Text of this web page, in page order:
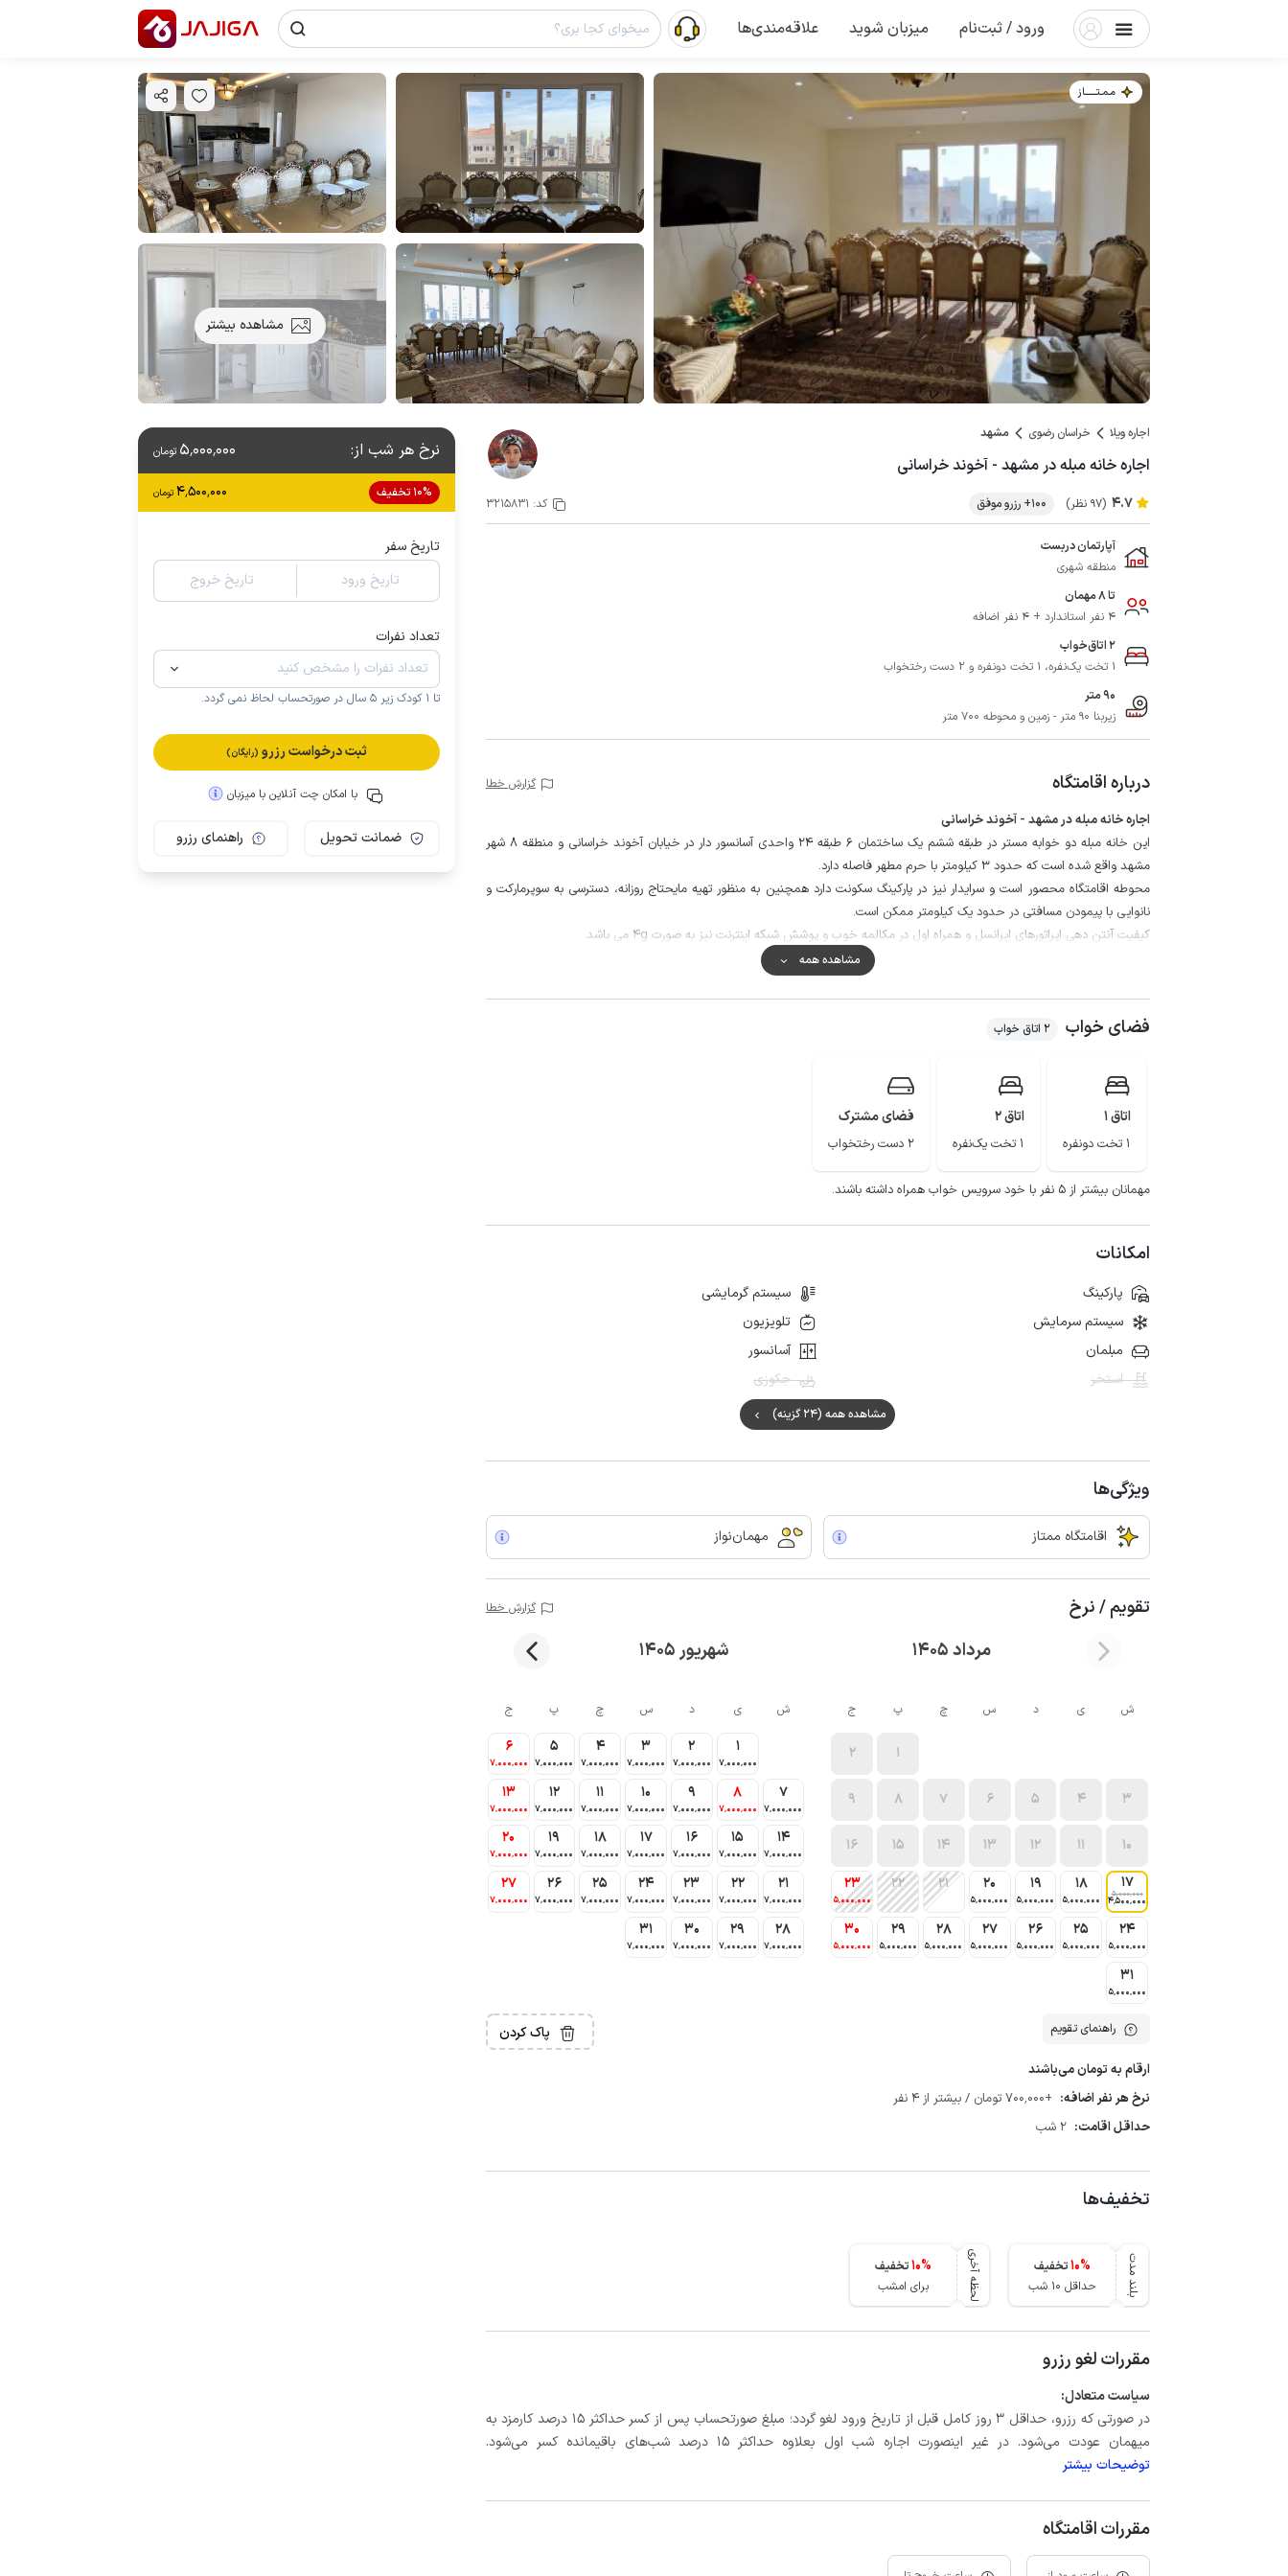
ورود / ثبت‌نام میزبان شوید علاقه‌مندی‌ها
مـمـتــــــاز
مشاهده بیشتر
اجاره ویلا خراسان رضوی مشهد
اجاره خانه مبله در مشهد - آخوند خراسانی
4.7 (97 نظر) 100+ رزرو موفق کد: 3215831
آپارتمان دربست
منطقه شهری
تا 8 مهمان
4 نفر استاندارد + 4 نفر اضافه
2 اتاق‌خواب
1 تخت یک‌نفره، 1 تخت دونفره و 2 دست رختخواب
90 متر
زیربنا 90 متر - زمین و محوطه 700 متر
درباره اقامتگاه گزارش خطا
اجاره خانه مبله در مشهد - آخوند خراسانی
این خانه مبله دو خوابه مستر در طبقه ششم یک ساختمان 6 طبقه 24 واحدی آسانسور دار در خیابان آخوند خراسانی و منطقه 8 شهر
مشهد واقع شده است که حدود 3 کیلومتر با حرم مطهر فاصله دارد.
محوطه اقامتگاه محصور است و سرایدار نیز در پارکینگ سکونت دارد همچنین به منظور تهیه مایحتاج روزانه، دسترسی به سوپرمارکت و
نانوایی با پیمودن مسافتی در حدود یک کیلومتر ممکن است.
کیفیت آنتن دهی اپراتورهای ایرانسل و همراه اول در مکالمه خوب و پوشش شبکه اینترنت نیز به صورت 4g می باشد.
سرزمین موج های آبی، آرامگاه فردوسی، چالیدره و پارک کوهسنگی بخشی از جاذبه های تفریحی و گردشگری مشهد می باشد.
مشاهده همه
فضای خواب 2 اتاق خواب
اتاق 1
1 تخت دونفره
اتاق 2
1 تخت یک‌نفره
فضای مشترک
2 دست رختخواب
مهمانان بیشتر از ۵ نفر با خود سرویس خواب همراه داشته باشند.
امکانات
پارکینگ
سیستم گرمایشی
سیستم سرمایش
تلویزیون
مبلمان
آسانسور
استخر
جکوزی
مشاهده همه (24 گزینه)
ویژگی‌ها
اقامتگاه ممتاز مهمان‌نواز
تقویم / نرخ گزارش خطا
مرداد 1405 شهریور 1405
ش ی د س چ پ ج
1
2
3
4
5
6
7
8
9
10
11
12
13
14
15
16
17
5٬000٬000
4٬500٬000
18
5٬000٬000
19
5٬000٬000
20
5٬000٬000
21
22
23
5٬000٬000
24
5٬000٬000
25
5٬000٬000
26
5٬000٬000
27
5٬000٬000
28
5٬000٬000
29
5٬000٬000
30
5٬000٬000
31
5٬000٬000
ش ی د س چ پ ج
1
7٬000٬000
2
7٬000٬000
3
7٬000٬000
4
7٬000٬000
5
7٬000٬000
6
7٬000٬000
7
7٬000٬000
8
7٬000٬000
9
7٬000٬000
10
7٬000٬000
11
7٬000٬000
12
7٬000٬000
13
7٬000٬000
14
7٬000٬000
15
7٬000٬000
16
7٬000٬000
17
7٬000٬000
18
7٬000٬000
19
7٬000٬000
20
7٬000٬000
21
7٬000٬000
22
7٬000٬000
23
7٬000٬000
24
7٬000٬000
25
7٬000٬000
26
7٬000٬000
27
7٬000٬000
28
7٬000٬000
29
7٬000٬000
30
7٬000٬000
31
7٬000٬000
راهنمای تقویم پاک کردن
ارقام به تومان می‌باشند
نرخ هر نفر اضافه: +700٬000 تومان / بیشتر از 4 نفر
حداقل اقامت: 2 شب
تخفیف‌ها
بلند مدت 10%
تخفیف
حداقل 10 شب
لحظه آخری 10%
تخفیف
برای امشب
مقررات لغو رزرو
سیاست متعادل:
در صورتی که رزرو، حداقل 3 روز کامل قبل از تاریخ ورود لغو گردد؛ مبلغ صورتحساب پس از کسر حداکثر 15 درصد کارمزد به
میهمان عودت می‌شود. در غیر اینصورت اجاره شب اول بعلاوه حداکثر 15 درصد شب‌های باقیمانده کسر می‌شود.
توضیحات بیشتر
مقررات اقامتگاه
نرخ هر شب از: 5٬000٬000 تومان
10% تخفیف 4٬500٬000 تومان
تاریخ سفر
تاریخ ورود
تاریخ خروج
تعداد نفرات
تا 1 کودک زیر 5 سال در صورتحساب لحاظ نمی گردد.
ثبت درخواست رزرو (رایگان)
با امکان چت آنلاین با میزبان
ضمانت تحویل راهنمای رزرو